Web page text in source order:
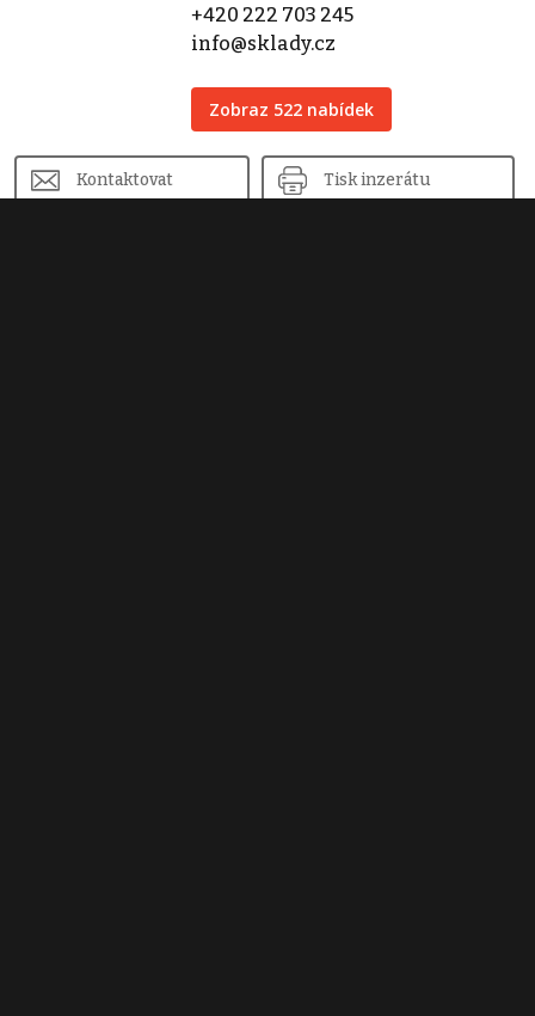
+420 222 703 245
info@sklady.cz
Zobraz 522 nabídek
Kontaktovat Tisk inzerátu